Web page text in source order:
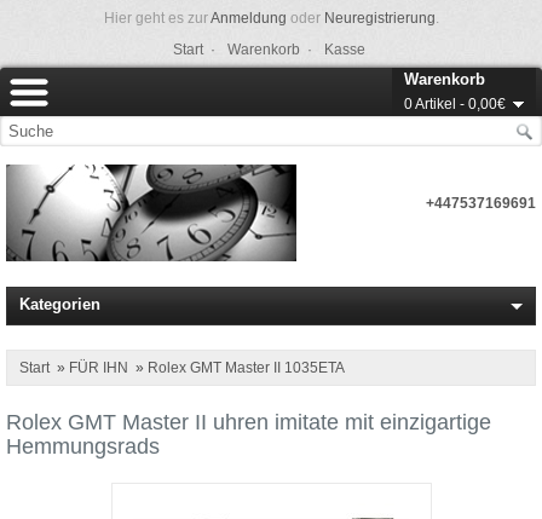
Hier geht es zurAnmeldung oder Neuregistrierung.
Start ·
Warenkorb · Kasse
Warenkorb
0 Artikel - 0,00€
+447537169691
Kategorien
Start» FÜR IHN » Rolex GMT Master II 1035ETA
Rolex GMT Master II uhren imitate mit einzigartige
Hemmungsrads